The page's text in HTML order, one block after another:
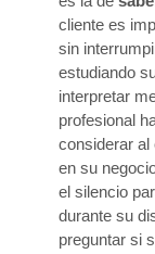
cliente es
sin
estudiando
interpretar
profesional
considerar al
en su
el silencio
durante su
preguntar si